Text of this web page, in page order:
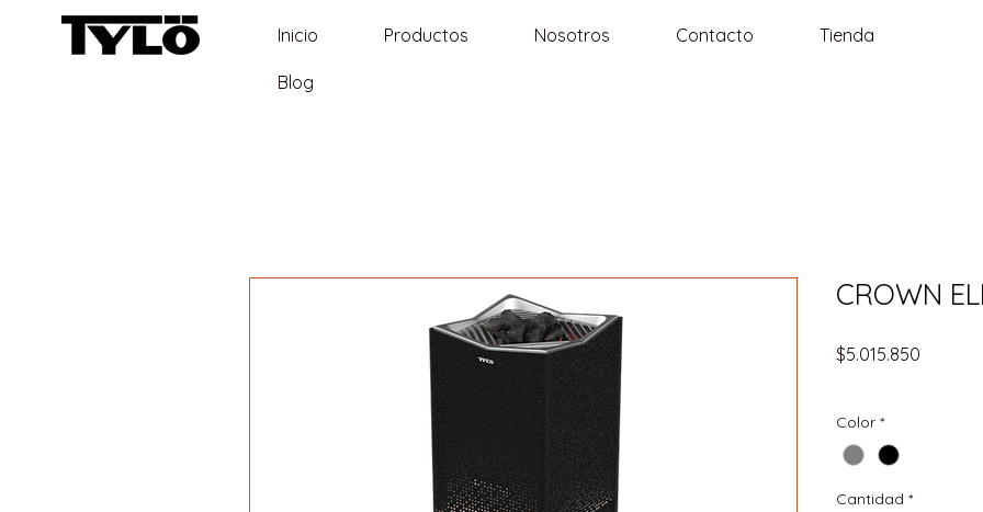
Inicio Productos Nosotros Contacto Tienda
Blog
CROWN
$5.015.850
Color *
Cantidad *